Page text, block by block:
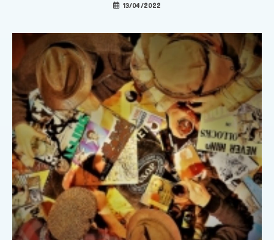
13/04/2022